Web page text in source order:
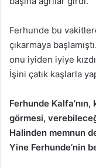
Ferhunde bu
çıkarmaya
onu iyiden iyiye
İşini çatık kaşlarla
Ferhunde
görmesi,
Halinden memnun
Yine Ferhunde’nin